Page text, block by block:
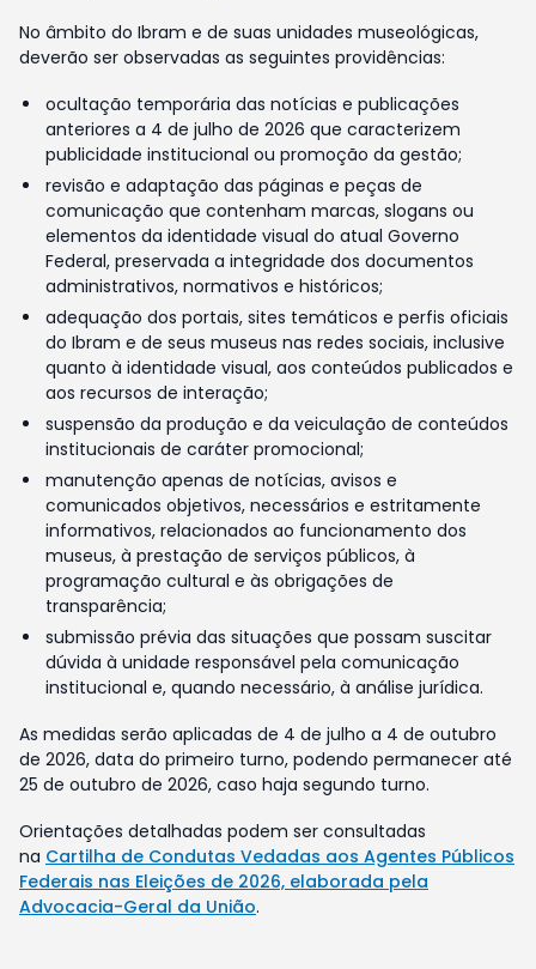
No âmbito do Ibram e de suas unidades museológicas,
deverão ser observadas as seguintes providências:
ocultação temporária das notícias e publicações
anteriores a 4 de julho de 2026 que caracterizem
publicidade institucional ou promoção da gestão;
revisão e adaptação das páginas e peças de
comunicação que contenham marcas, slogans ou
elementos da identidade visual do atual Governo
Federal, preservada a integridade dos documentos
administrativos, normativos e históricos;
adequação dos portais, sites temáticos e perfis oficiais
do Ibram e de seus museus nas redes sociais, inclusive
quanto à identidade visual, aos conteúdos publicados e
aos recursos de interação;
suspensão da produção e da veiculação de conteúdos
institucionais de caráter promocional;
manutenção apenas de notícias, avisos e
comunicados objetivos, necessários e estritamente
informativos, relacionados ao funcionamento dos
museus, à prestação de serviços públicos, à
programação cultural e às obrigações de
transparência;
submissão prévia das situações que possam suscitar
dúvida à unidade responsável pela comunicação
institucional e, quando necessário, à análise jurídica.
As medidas serão aplicadas de 4 de julho a 4 de outubro
de 2026, data do primeiro turno, podendo permanecer até
25 de outubro de 2026, caso haja segundo turno.
Orientações detalhadas podem ser consultadas
na Cartilha de Condutas Vedadas aos Agentes Públicos
Federais nas Eleições de 2026, elaborada pela
Advocacia-Geral da União.